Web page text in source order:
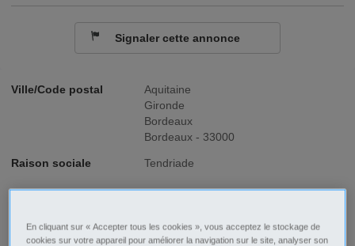
Ville/Code postal
Aquitaine
Gironde
Bordeaux
Bordeaux - 33000
Raison sociale Tendriade
Fonction Commercial - Vente
Signaler cette annonce
En cliquant sur « Accepter tous les cookies », vous acceptez le stockage de
cookies sur votre appareil pour améliorer la navigation sur le site, analyser son